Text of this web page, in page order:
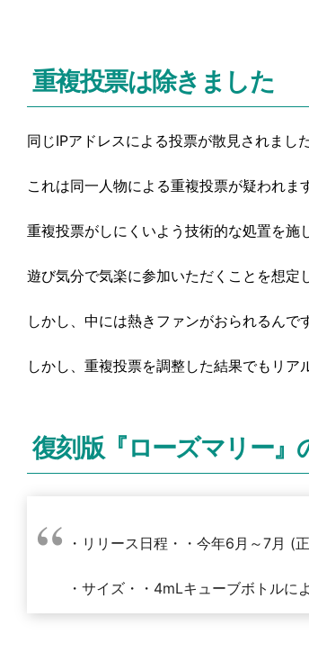
重複投票は除きました
同じIPアドレスによる投票が散見されました
これは同一人物による重複投票が疑われま
重複投票がしにくいよう技術的な処置を
遊び気分で気楽に参加いただくことを想
しかし、中には熱きファンがおられるん
しかし、重複投票を調整した結果でもリ
復刻版『ローズマリー』
・リリース日程・・今年6月～7月 (
・サイズ・・4mLキューブボトルに